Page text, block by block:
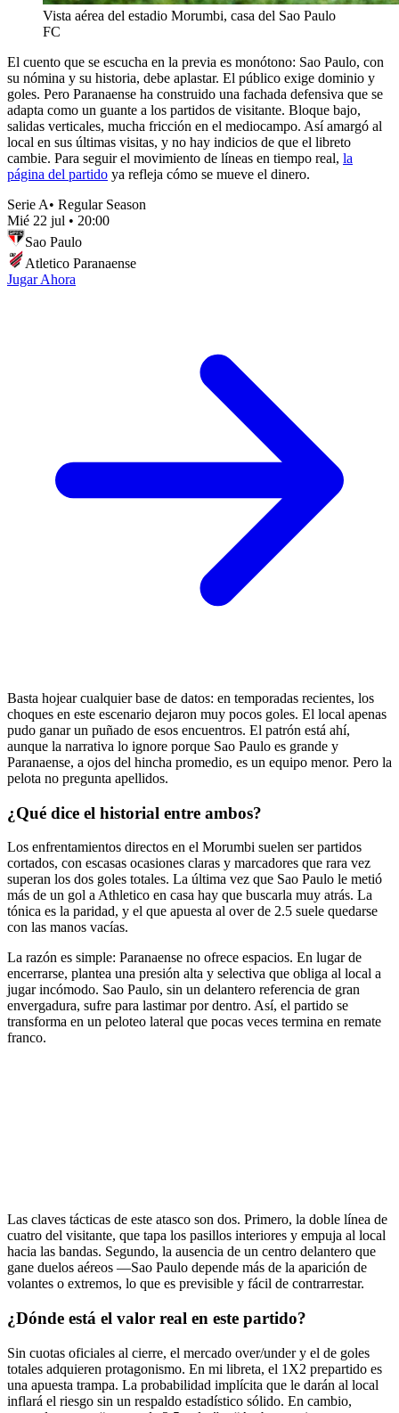
Vista aérea del estadio Morumbi, casa del Sao Paulo
FC
El cuento que se escucha en la previa es monótono: Sao Paulo, con
su nómina y su historia, debe aplastar. El público exige dominio y
goles. Pero Paranaense ha construido una fachada defensiva que se
adapta como un guante a los partidos de visitante. Bloque bajo,
salidas verticales, mucha fricción en el mediocampo. Así amargó al
local en sus últimas visitas, y no hay indicios de que el libreto
cambie. Para seguir el movimiento de líneas en tiempo real, la
página del partido ya refleja cómo se mueve el dinero.
Serie A• Regular Season
Mié 22 jul • 20:00
Sao Paulo
Atletico Paranaense
Jugar Ahora
Basta hojear cualquier base de datos: en temporadas recientes, los
choques en este escenario dejaron muy pocos goles. El local apenas
pudo ganar un puñado de esos encuentros. El patrón está ahí,
aunque la narrativa lo ignore porque Sao Paulo es grande y
Paranaense, a ojos del hincha promedio, es un equipo menor. Pero la
pelota no pregunta apellidos.
¿Qué dice el historial entre ambos?
Los enfrentamientos directos en el Morumbi suelen ser partidos
cortados, con escasas ocasiones claras y marcadores que rara vez
superan los dos goles totales. La última vez que Sao Paulo le metió
más de un gol a Athletico en casa hay que buscarla muy atrás. La
tónica es la paridad, y el que apuesta al over de 2.5 suele quedarse
con las manos vacías.
La razón es simple: Paranaense no ofrece espacios. En lugar de
encerrarse, plantea una presión alta y selectiva que obliga al local a
jugar incómodo. Sao Paulo, sin un delantero referencia de gran
envergadura, sufre para lastimar por dentro. Así, el partido se
transforma en un peloteo lateral que pocas veces termina en remate
franco.
Las claves tácticas de este atasco son dos. Primero, la doble línea de
cuatro del visitante, que tapa los pasillos interiores y empuja al local
hacia las bandas. Segundo, la ausencia de un centro delantero que
gane duelos aéreos —Sao Paulo depende más de la aparición de
volantes o extremos, lo que es previsible y fácil de contrarrestar.
¿Dónde está el valor real en este partido?
Sin cuotas oficiales al cierre, el mercado over/under y el de goles
totales adquieren protagonismo. En mi libreta, el 1X2 prepartido es
una apuesta trampa. La probabilidad implícita que le darán al local
inflará el riesgo sin un respaldo estadístico sólido. En cambio,